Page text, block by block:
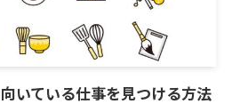
いている仕事を見つける方法